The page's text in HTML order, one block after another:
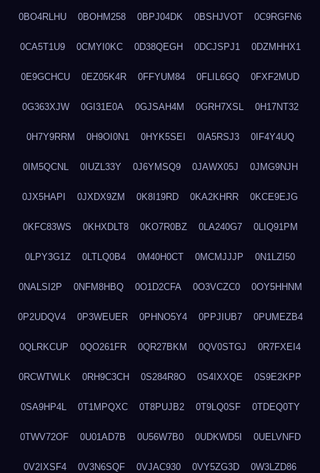
0BO4RLHU 0BOHM258 0BPJ04DK 0BSHJVOT 0C9RGFN6
0CA5T1U9 0CMYI0KC 0D38QEGH 0DCJSPJ1 0DZMHHX1
0E9GCHCU 0EZ05K4R 0FFYUM84 0FLIL6GQ 0FXF2MUD
0G363XJW 0GI31E0A 0GJSAH4M 0GRH7XSL 0H17NT32
0H7Y9RRM 0H9OI0N1 0HYK5SEI 0IA5RSJ3 0IF4Y4UQ
0IM5QCNL 0IUZL33Y 0J6YMSQ9 0JAWX05J 0JMG9NJH
0JX5HAPI 0JXDX9ZM 0K8I19RD 0KA2KHRR 0KCE9EJG
0KFC83WS 0KHXDLT8 0KO7R0BZ 0LA240G7 0LIQ91PM
0LPY3G1Z 0LTLQ0B4 0M40H0CT 0MCMJJJP 0N1LZI50
0NALSI2P 0NFM8HBQ 0O1D2CFA 0O3VCZC0 0OY5HHNM
0P2UDQV4 0P3WEUER 0PHNO5Y4 0PPJIUB7 0PUMEZB4
0QLRKCUP 0QO261FR 0QR27BKM 0QV0STGJ 0R7FXEI4
0RCWTWLK 0RH9C3CH 0S284R8O 0S4IXXQE 0S9E2KPP
0SA9HP4L 0T1MPQXC 0T8PUJB2 0T9LQ0SF 0TDEQ0TY
0TWV72OF 0U01AD7B 0U56W7B0 0UDKWD5I 0UELVNFD
0V2IXSF4 0V3N6SQF 0VJAC930 0VY5ZG3D 0W3LZD86